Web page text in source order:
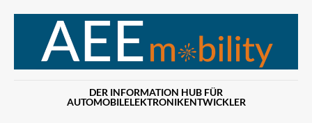
DER INFORMATION HUB FÜR
AUTOMOBILELEKTRONIKENTWICKLER